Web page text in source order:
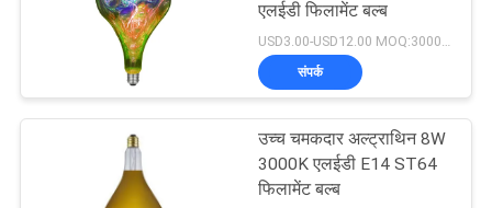
230V एलईडी पट्टी
एलईडी फिलामेंट बल्ब
संपर्क
उच्च चमकदार अल्ट्राथिन 8W
3000K एलईडी E14 ST64
फिलामेंट बल्ब